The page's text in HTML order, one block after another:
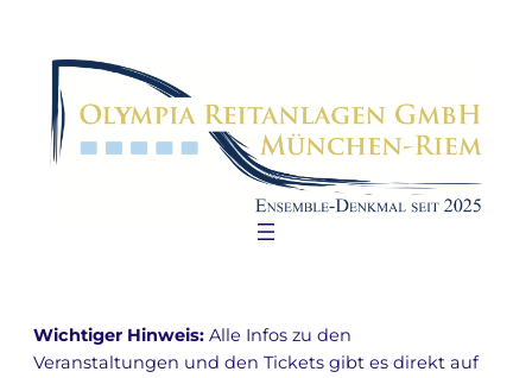
Wichtiger Hinweis:Alle Infos zu den
Veranstaltungen und den Tickets gibt es direkt auf